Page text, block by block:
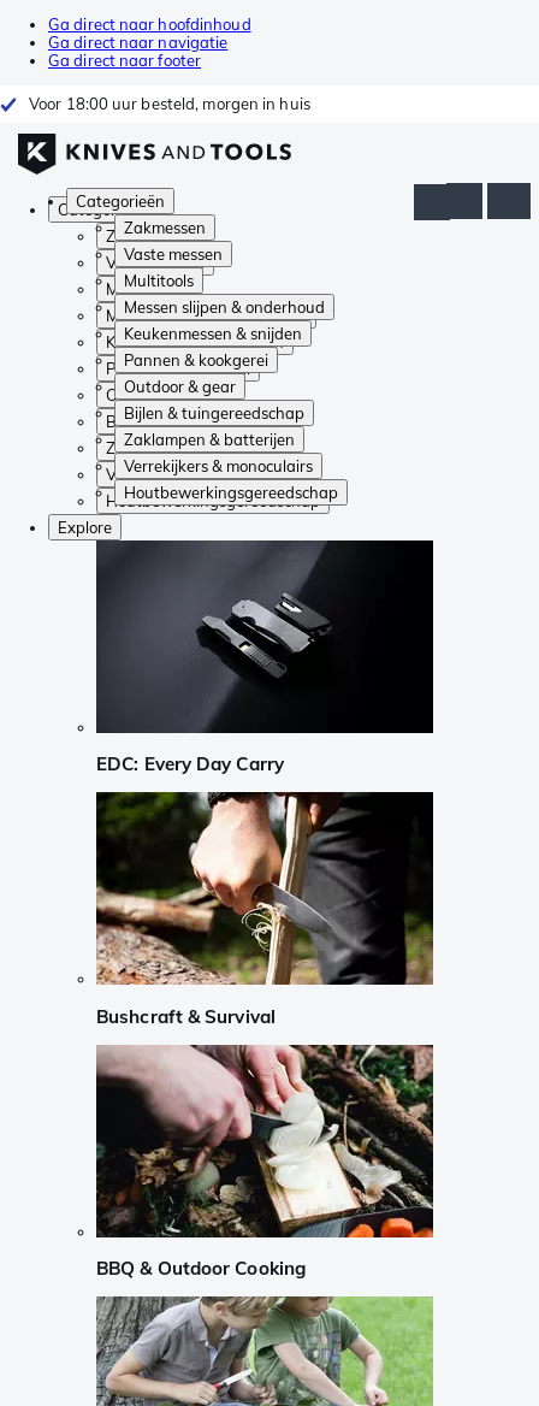
Ga direct naar hoofdinhoud
Ga direct naar navigatie
Ga direct naar footer
Voor 18:00 uur besteld, morgen in huis
Categorieën
Zakmessen
Vaste messen
Multitools
Messen slijpen & onderhoud
Keukenmessen & snijden
Pannen & kookgerei
Outdoor & gear
Bijlen & tuingereedschap
Zaklampen & batterijen
Verrekijkers & monoculairs
Houtbewerkingsgereedschap
Categorieën
Zakmessen
Vaste messen
Multitools
Messen slijpen & onderhoud
Keukenmessen & snijden
Pannen & kookgerei
Outdoor & gear
Bijlen & tuingereedschap
Zaklampen & batterijen
Verrekijkers & monoculairs
Houtbewerkingsgereedschap
Explore
EDC: Every Day Carry
Bushcraft & Survival
BBQ & Outdoor Cooking